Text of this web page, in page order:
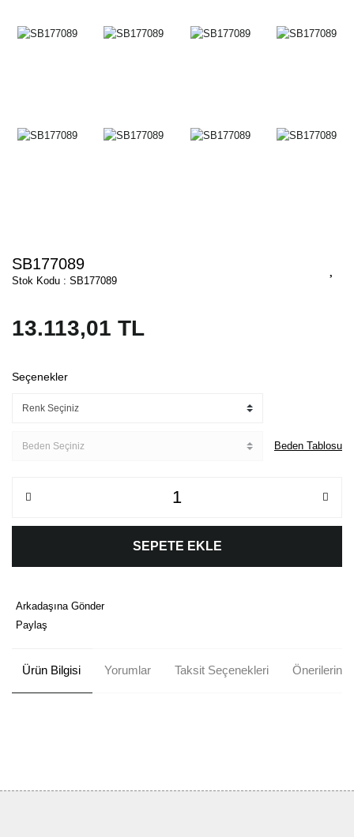
SB177089
Stok Kodu : SB177089
13.113,01 TL
Seçenekler
Beden Tablosu
SEPETE EKLE
Arkadaşına Gönder
Paylaş
Ürün Bilgisi Yorumlar Taksit Seçenekleri Önerileriniz